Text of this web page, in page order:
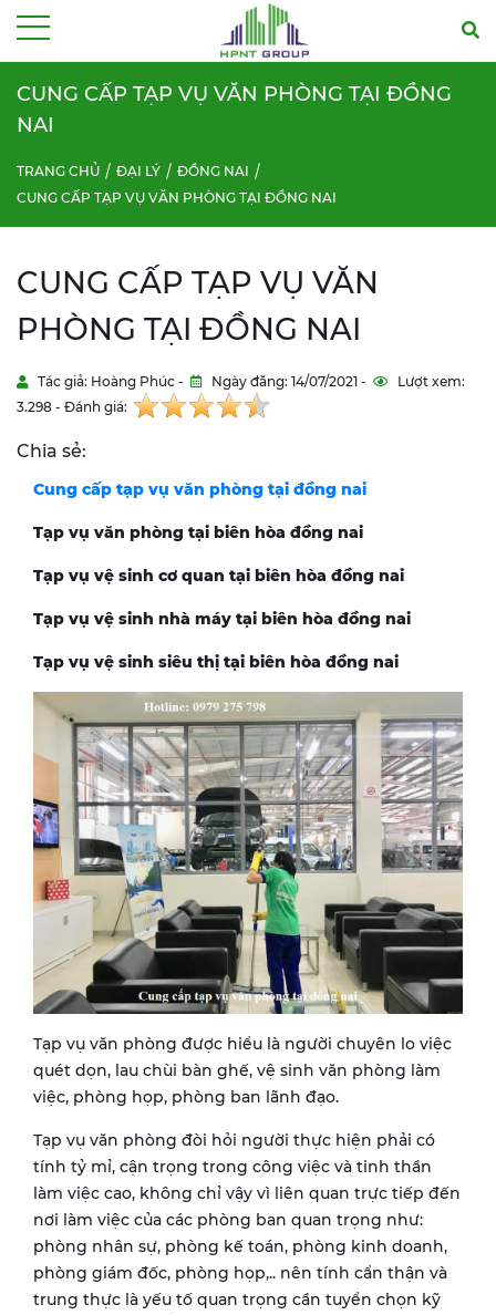
CUNG CẤP TẠP VỤ VĂN PHÒNG TẠI ĐỒNG
NAI
TRANG CHỦ ĐẠI LÝ
ĐỒNG NAI
CUNG CẤP TẠP VỤ VĂN PHÒNG TẠI ĐỒNG NAI
CUNG CẤP TẠP VỤ VĂN
PHÒNG TẠI ĐỒNG NAI
Tác giả: Hoàng Phúc - Ngày đăng: 14/07/2021 -
Lượt xem:
3.298 - Đánh giá:
Chia sẻ:
Cung cấp tạp vụ văn phòng tại đồng nai
Tạp vụ văn phòng tại biên hòa đồng nai
Tạp vụ vệ sinh cơ quan tại biên hòa đồng nai
Tạp vụ vệ sinh nhà máy tại biên hòa đồng nai
Tạp vụ vệ sinh siêu thị tại biên hòa đồng nai
Tạp vụ văn phòng được hiểu là người chuyên lo việc
quét dọn, lau chùi bàn ghế, vệ sinh văn phòng làm
việc, phòng họp, phòng ban lãnh đạo.
Tạp vụ văn phòng đòi hỏi người thực hiện phải có
tính tỷ mỉ, cận trọng trong công việc và tinh thần
làm việc cao, không chỉ vậy vì liên quan trực tiếp đến
nơi làm việc của các phòng ban quan trọng như:
phòng nhân sự, phòng kế toán, phòng kinh doanh,
phòng giám đốc, phòng họp,.. nên tính cẩn thận và
trung thực là yếu tố quan trọng cần tuyển chọn kỹ